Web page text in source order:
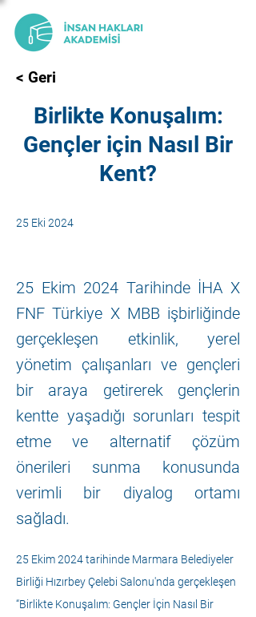
< Geri
Birlikte Konuşalım:
Gençler için Nasıl Bir
Kent?
25 Eki 2024
25 Ekim 2024 Tarihinde İHA X
FNF Türkiye X MBB işbirliğinde
gerçekleşen etkinlik, yerel
yönetim çalışanları ve gençleri
bir araya getirerek gençlerin
kentte yaşadığı sorunları tespit
etme ve alternatif çözüm
önerileri sunma konusunda
verimli bir diyalog ortamı
sağladı.
25 Ekim 2024 tarihinde Marmara Belediyeler
Birliği Hızırbey Çelebi Salonu'nda gerçekleşen
“Birlikte Konuşalım: Gençler İçin Nasıl Bir